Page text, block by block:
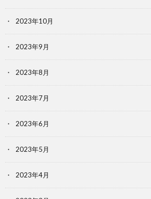
2023年10月
2023年9月
2023年8月
2023年7月
2023年6月
2023年5月
2023年4月